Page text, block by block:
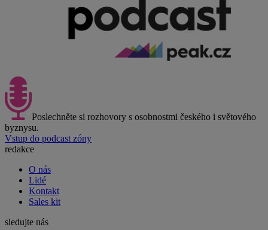
Poslechněte si rozhovory s osobnostmi českého i světového
byznysu.
Vstup do podcast zóny
redakce
O nás
Lidé
Kontakt
Sales kit
sledujte nás